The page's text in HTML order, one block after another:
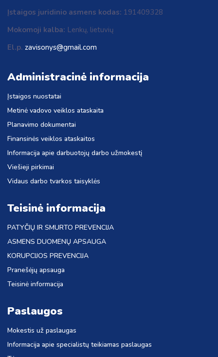
Įstaigos juridinio asmens kodas: 191409328
Mokomoji kalba: Lenkų, lietuvių
El.p. zavisonys@gmail.com
Administracinė informacija
Įstaigos nuostatai
Metinė vadovo veiklos ataskaita
Planavimo dokumentai
Finansinės veiklos ataskaitos
Informacija apie darbuotojų darbo užmokestį
Viešieji pirkimai
Vidaus darbo tvarkos taisyklės
Teisinė informacija
PATYČIŲ IR SMURTO PREVENCIJA
ASMENS DUOMENŲ APSAUGA
KORUPCIJOS PREVENCIJA
Pranešėjų apsauga
Teisinė informacija
Paslaugos
Mokestis už paslaugas
Informacija apie specialistų teikiamas paslaugas